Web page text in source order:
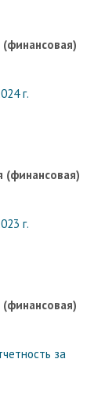
г.
(финансовая)
г.
за